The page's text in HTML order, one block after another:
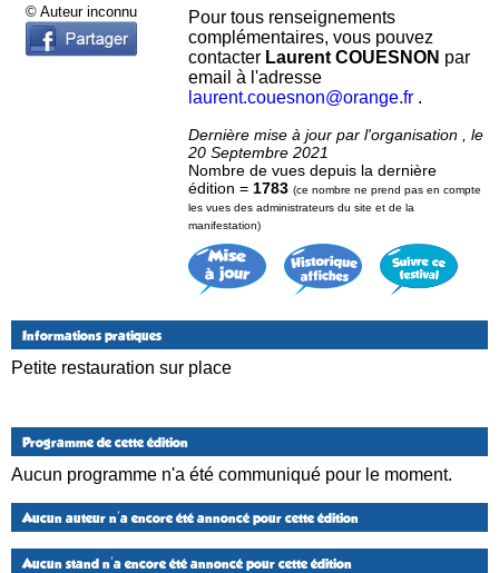
© Auteur inconnu
Pour tous renseignements
complémentaires, vous pouvez
contacter Laurent COUESNON par
email à l'adresse
laurent.couesnon@orange.fr .
Dernière mise à jour par l'organisation , le
20 Septembre 2021
Nombre de vues depuis la dernière
édition = 1783 (ce nombre ne prend pas en compte
les vues des administrateurs du site et de la
manifestation)
Informations pratiques
Petite restauration sur place
Programme de cette édition
Aucun programme n'a été communiqué pour le moment.
Aucun auteur n'a encore été annoncé pour cette édition
Aucun stand n'a encore été annoncé pour cette édition